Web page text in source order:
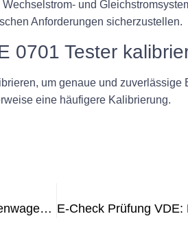
und
Anforderungen sicherzustellen.
0701 Tester
um genaue und
eine häufigere Kalibrierung.
Tipps zur Einhaltung der UVV-Standards in Ihrer Firmenwagenflotte